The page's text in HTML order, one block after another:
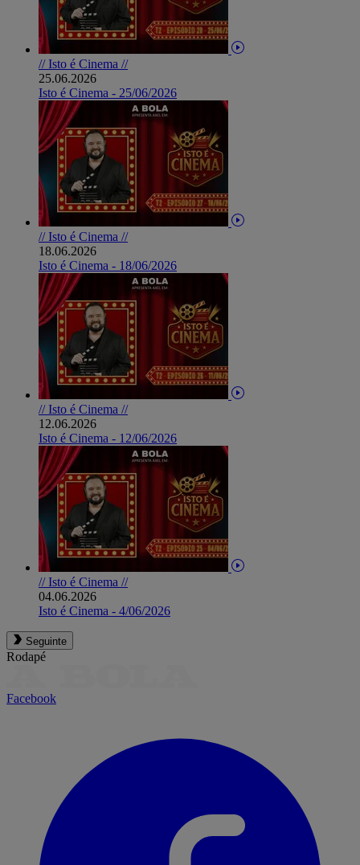
// Isto é Cinema //
25.06.2026
Isto é Cinema - 25/06/2026
// Isto é Cinema //
18.06.2026
Isto é Cinema - 18/06/2026
// Isto é Cinema //
12.06.2026
Isto é Cinema - 12/06/2026
// Isto é Cinema //
04.06.2026
Isto é Cinema - 4/06/2026
Seguinte
Rodapé
Facebook